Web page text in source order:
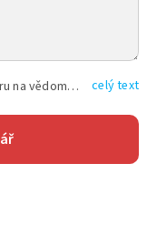
Vyplněním shora uvedených údajů beru na vědomí, že společnost TEXT FACTORY s.r.o., sídlem Brno, Durďákova 336/29, Černá Pole, PSČ: 613 00, IČ: 06157831, zapsané u Krajského soudu v Brně, oddíl C, vložka 100399, bude zpracovávat mé osobní údaje uvedené v rámci mnou vyplněného registračního formuláře na základě oprávněných zájmů TEXT FACTORY s.r.o. dle čl. 6 odst. 1 písm. f) GDPR a pro splnění právních povinností (čl. 6 odst. 1 písm. c) GDPR), a to pro tyto účely: nezbytnost zajistit oprávnění návštěvníka webových stránek provozovaných společností TEXT FACTORY s.r.o. přispívat aktivně ke zveřejněným článkům nebo v rámci diskusních fór a výkon práv TEXT FACTORY s.r.o. jako administrátora těchto diskusních fór. Více informací o zpracování osobních údajů a právech lze nalézt v celý text